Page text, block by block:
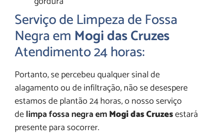
Serviço de Limpeza de Fossa
Negra em Mogi das Cruzes
Atendimento 24 horas:
Portanto, se percebeu qualquer sinal de
alagamento ou de infiltração, não se desespere
estamos de plantão 24 horas, o nosso serviço
delimpa fossa negra emMogi das Cruzesestará
presente para socorrer.